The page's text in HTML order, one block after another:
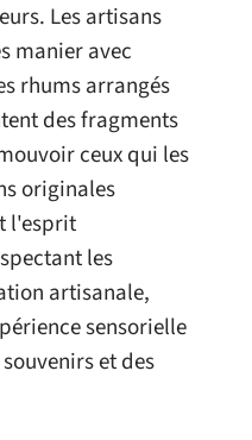
Les artisans
manier avec
rhums arrangés
des fragments
ceux qui les
originales
l'esprit
les
artisanale,
sensorielle
et des